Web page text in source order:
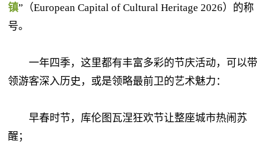
镇”（European Capital of Cultural Heritage 2026）的称
号。
一年四季，这里都有丰富多彩的节庆活动，可以带
领游客深入历史，或是领略最前卫的艺术魅力：
早春时节，库伦图瓦涅狂欢节让整座城市热闹苏
醒；